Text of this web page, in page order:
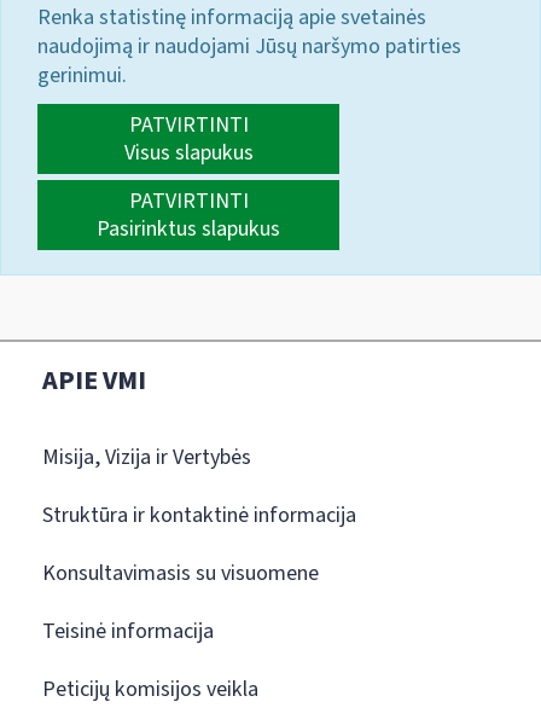
Renka statistinę informaciją apie svetainės
naudojimą ir naudojami Jūsų naršymo patirties
gerinimui.
PATVIRTINTI
Visus slapukus
PATVIRTINTI
Pasirinktus slapukus
APIE VMI
Misija, Vizija ir Vertybės
Struktūra ir kontaktinė informacija
Konsultavimasis su visuomene
Teisinė informacija
Peticijų komisijos veikla